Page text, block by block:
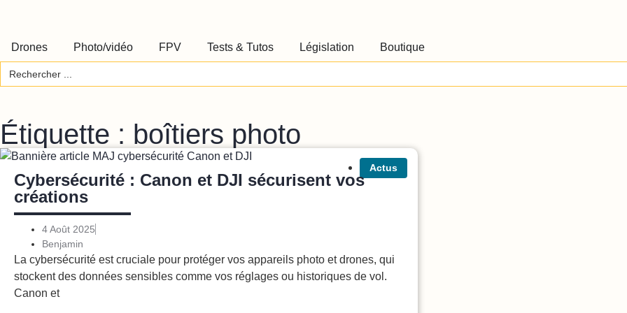
Drones Photo/vidéo FPV Tests & Tutos Législation
Boutique
Search
for:
Étiquette : boîtiers photo
Actus
Cybersécurité : Canon et DJI sécurisent vos
créations
4 Août 2025
Benjamin
La cybersécurité est cruciale pour protéger vos appareils photo et drones, qui
stockent des données sensibles comme vos réglages ou historiques de vol.
Canon et